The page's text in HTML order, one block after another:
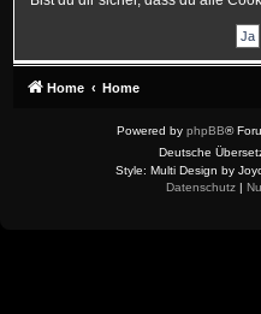
Home Home
Powered by phpBB®
Deutsche
Style: Multi Design by
Datenschutz|